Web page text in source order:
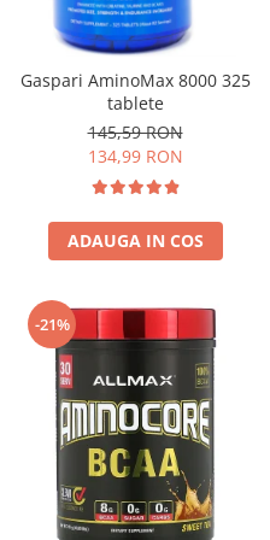
Vitamine bărbați / femei
Îngrijire personală
Insulated
JNX Sports
Kaged
Kevin Levrone
Muscle Meds
Muscle Pharm
Muscletech
Naughty Boy
Neocell
Nordic Naturals
NOW Foods
Nutrend
Olimp Sport Nutrition
Optimum Nutrition
Gaspari AminoMax 8000 325
tablete
145,59 RON
134,99 RON
ADAUGA IN COS
-21%